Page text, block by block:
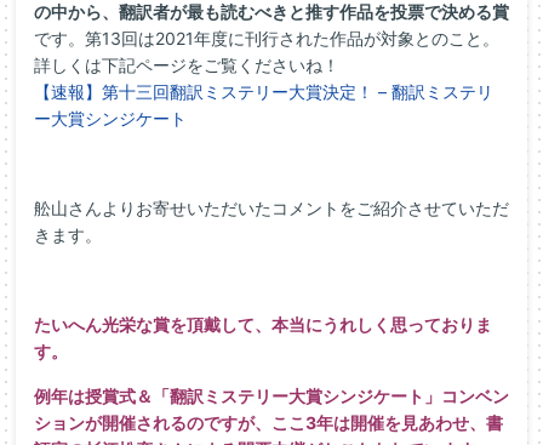
の中から、翻訳者が最も読むべきと推す作品を投票で決める賞
です。第13回は2021年度に刊行された作品が対象とのこと。
詳しくは下記ページをご覧くださいね！
【速報】第十三回翻訳ミステリー大賞決定！ – 翻訳ミステリ
ー大賞シンジケート
舩山さんよりお寄せいただいたコメントをご紹介させていただ
きます。
たいへん光栄な賞を頂戴して、本当にうれしく思っておりま
す。
例年は授賞式＆「翻訳ミステリー大賞シンジケート」コンベン
ショ ンが開催されるのですが、ここ3年は開催を見あわせ、書